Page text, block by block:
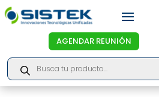
AGENDAR REUNIÓN
Products
search